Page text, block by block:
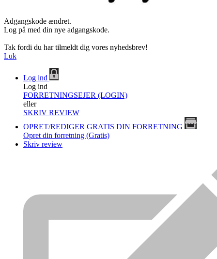
Adgangskode ændret.
Log på med din nye adgangskode.
Tak fordi du har tilmeldt dig vores nyhedsbrev!
Luk
Log ind
Log ind
FORRETNINGSEJER (LOGIN)
eller
SKRIV REVIEW
OPRET/REDIGER GRATIS DIN FORRETNING
Opret din forretning (Gratis)
Skriv review